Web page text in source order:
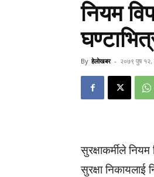
नियम
By हेलाेखबर - २०७९ पुष १२,
सुरक्षाकर्मीले
सुरक्षा निकायलाई